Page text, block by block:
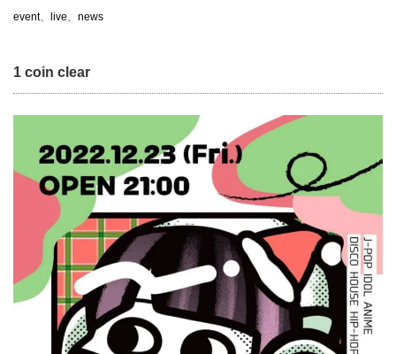
event、 live、 news
1 coin clear